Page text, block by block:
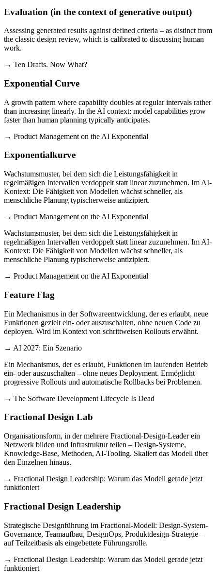
Evaluation (in the context of generative output)
Assessing generated results against defined criteria – as distinct from
the classic design review, which is calibrated to discussing human
work.
→ Ten Drafts. Now What?
Exponential Curve
A growth pattern where capability doubles at regular intervals rather
than increasing linearly. In the AI context: model capabilities grow
faster than human planning typically anticipates.
→ Product Management on the AI Exponential
Exponentialkurve
Wachstumsmuster, bei dem sich die Leistungsfähigkeit in
regelmäßigen Intervallen verdoppelt statt linear zuzunehmen. Im AI-
Kontext: Die Fähigkeit von Modellen wächst schneller, als
menschliche Planung typischerweise antizipiert.
→ Product Management on the AI Exponential
Wachstumsmuster, bei dem sich die Leistungsfähigkeit in
regelmäßigen Intervallen verdoppelt statt linear zuzunehmen. Im AI-
Kontext: Die Fähigkeit von Modellen wächst schneller, als
menschliche Planung typischerweise antizipiert.
→ Product Management on the AI Exponential
Feature Flag
Ein Mechanismus in der Softwareentwicklung, der es erlaubt, neue
Funktionen gezielt ein- oder auszuschalten, ohne neuen Code zu
deployen. Wird im Kontext von schrittweisen Rollouts erwähnt.
→ AI 2027: Ein Szenario
Ein Mechanismus, der es erlaubt, Funktionen im laufenden Betrieb
ein- oder auszuschalten – ohne neues Deployment. Ermöglicht
progressive Rollouts und automatische Rollbacks bei Problemen.
→ The Software Development Lifecycle Is Dead
Fractional Design Lab
Organisationsform, in der mehrere Fractional-Design-Leader ein
Netzwerk bilden und Infrastruktur teilen – Design-Systeme,
Knowledge-Base, Methoden, AI-Tooling. Skaliert das Modell über
den Einzelnen hinaus.
→ Fractional Design Leadership: Warum das Modell gerade jetzt
funktioniert
Fractional Design Leadership
Strategische Designführung im Fractional-Modell: Design-System-
Governance, Teamaufbau, DesignOps, Produktdesign-Strategie –
auf Teilzeitbasis als eingebettete Führungsrolle.
→ Fractional Design Leadership: Warum das Modell gerade jetzt
funktioniert